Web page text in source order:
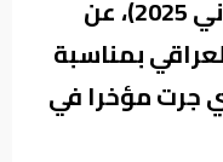
اليوم الأربعاء (12 تشرين الثاني 2025)، عن
بمناسبة
جرت مؤخرا في